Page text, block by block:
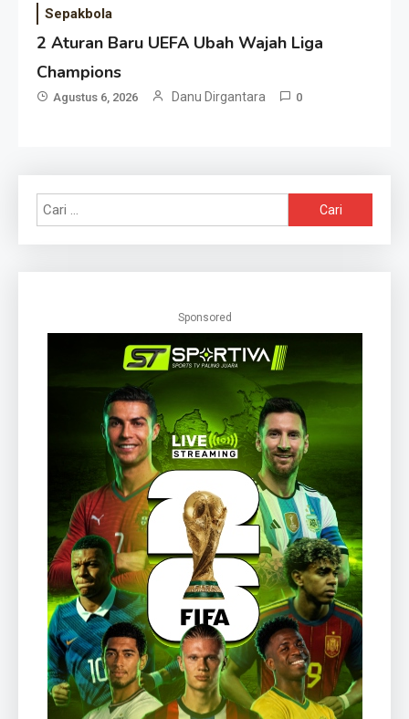
Sepakbola
2 Aturan Baru UEFA Ubah Wajah Liga
Champions
Agustus 6, 2026 Danu Dirgantara 0
untuk:
Sponsored